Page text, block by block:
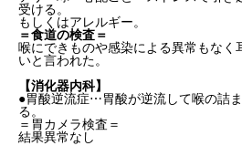
受ける。
もしくはアレルギー。
＝食道の検査＝
喉にできものや感染による異常もなく
いと言われた。
【消化器内科】
●胃酸逆流症⋯胃酸が逆流して喉の詰
る。
＝胃カメラ検査＝
結果異常なし